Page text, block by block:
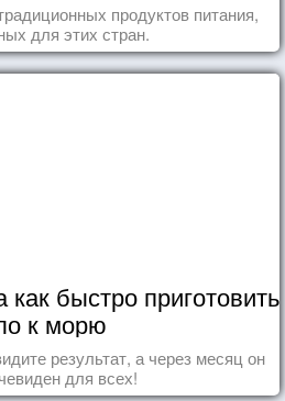
продуктов питания,
для этих стран.
быстро приготовить
к морю
результат, а через месяц он
для всех!